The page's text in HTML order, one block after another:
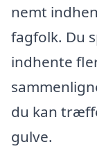
nemt
fagfolk. Du
indhente
du kan
gulve.